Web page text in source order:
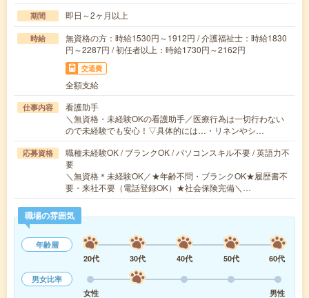
期間 即日～2ヶ月以上
時給
無資格の方：時給1530円～1912円 / 介護福祉士：時給1830
円～2287円 / 初任者以上：時給1730円～2162円
交通費
全額支給
仕事内容
看護助手
＼無資格・未経験OKの看護助手／医療行為は一切行わない
ので未経験でも安心！▽具体的には…・リネンやシ…
応募資格
職種未経験OK / ブランクOK / パソコンスキル不要 / 英語力不
要
＼無資格＊未経験OK／★年齢不問・ブランクOK★履歴書不
要・来社不要（電話登録OK）★社会保険完備＼…
職場の雰囲気
年齢層
20代
30代 40代 50代
60代
男女比率
女性
男性